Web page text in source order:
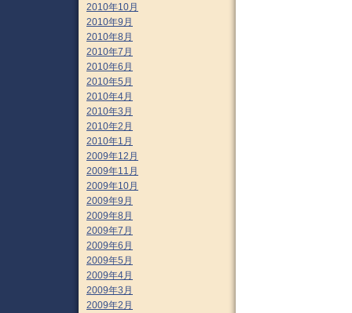
2010年10月
2010年9月
2010年8月
2010年7月
2010年6月
2010年5月
2010年4月
2010年3月
2010年2月
2010年1月
2009年12月
2009年11月
2009年10月
2009年9月
2009年8月
2009年7月
2009年6月
2009年5月
2009年4月
2009年3月
2009年2月